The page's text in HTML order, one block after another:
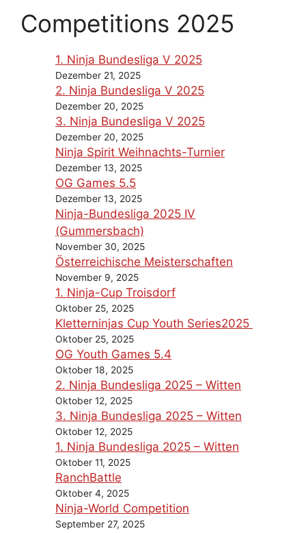
Competitions 2025
1. Ninja Bundesliga V 2025
Dezember 21, 2025
2. Ninja Bundesliga V 2025
Dezember 20, 2025
3. Ninja Bundesliga V 2025
Dezember 20, 2025
Ninja Spirit Weihnachts-Turnier
Dezember 13, 2025
OG Games 5.5
Dezember 13, 2025
Ninja-Bundesliga 2025 IV
(Gummersbach)
November 30, 2025
Österreichische Meisterschaften
November 9, 2025
1. Ninja-Cup Troisdorf
Oktober 25, 2025
Kletterninjas Cup Youth Series2025
Oktober 25, 2025
OG Youth Games 5.4
Oktober 18, 2025
2. Ninja Bundesliga 2025 – Witten
Oktober 12, 2025
3. Ninja Bundesliga 2025 – Witten
Oktober 12, 2025
1. Ninja Bundesliga 2025 – Witten
Oktober 11, 2025
RanchBattle
Oktober 4, 2025
Ninja-World Competition
September 27, 2025